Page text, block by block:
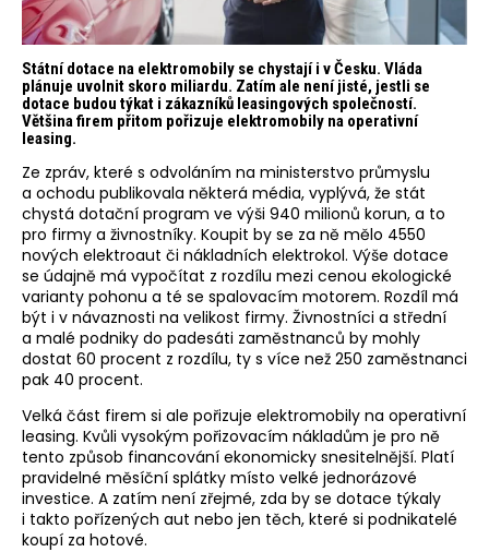
Státní dotace na elektromobily se chystají i v Česku. Vláda
plánuje uvolnit skoro miliardu. Zatím ale není jisté, jestli se
dotace budou týkat i zákazníků leasingových společností.
Většina firem přitom pořizuje elektromobily na operativní
leasing.
Ze zpráv, které s odvoláním na ministerstvo průmyslu
a ochodu publikovala některá média, vyplývá, že stát
chystá dotační program ve výši 940 milionů korun, a to
pro firmy a živnostníky. Koupit by se za ně mělo 4550
nových elektroaut či nákladních elektrokol. Výše dotace
se údajně má vypočítat z rozdílu mezi cenou ekologické
varianty pohonu a té se spalovacím motorem. Rozdíl má
být i v návaznosti na velikost firmy. Živnostníci a střední
a malé podniky do padesáti zaměstnanců by mohly
dostat 60 procent z rozdílu, ty s více než 250 zaměstnanci
pak 40 procent.
Velká část firem si ale pořizuje elektromobily na operativní
leasing. Kvůli vysokým pořizovacím nákladům je pro ně
tento způsob financování ekonomicky snesitelnější. Platí
pravidelné měsíční splátky místo velké jednorázové
investice. A zatím není zřejmé, zda by se dotace týkaly
i takto pořízených aut nebo jen těch, které si podnikatelé
koupí za hotové.